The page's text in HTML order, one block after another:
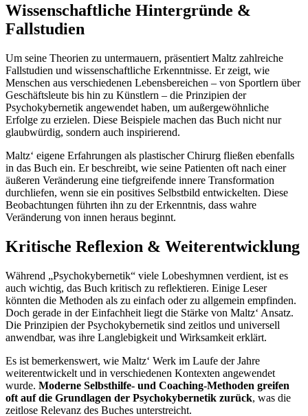
Wissenschaftliche Hintergründe &
Fallstudien
Um seine Theorien zu untermauern, präsentiert Maltz zahlreiche
Fallstudien und wissenschaftliche Erkenntnisse. Er zeigt, wie
Menschen aus verschiedenen Lebensbereichen – von Sportlern über
Geschäftsleute bis hin zu Künstlern – die Prinzipien der
Psychokybernetik angewendet haben, um außergewöhnliche
Erfolge zu erzielen. Diese Beispiele machen das Buch nicht nur
glaubwürdig, sondern auch inspirierend.
Maltz‘ eigene Erfahrungen als plastischer Chirurg fließen ebenfalls
in das Buch ein. Er beschreibt, wie seine Patienten oft nach einer
äußeren Veränderung eine tiefgreifende innere Transformation
durchliefen, wenn sie ein positives Selbstbild entwickelten. Diese
Beobachtungen führten ihn zu der Erkenntnis, dass wahre
Veränderung von innen heraus beginnt.
Kritische Reflexion & Weiterentwicklung
Während „Psychokybernetik“ viele Lobeshymnen verdient, ist es
auch wichtig, das Buch kritisch zu reflektieren. Einige Leser
könnten die Methoden als zu einfach oder zu allgemein empfinden.
Doch gerade in der Einfachheit liegt die Stärke von Maltz‘ Ansatz.
Die Prinzipien der Psychokybernetik sind zeitlos und universell
anwendbar, was ihre Langlebigkeit und Wirksamkeit erklärt.
Es ist bemerkenswert, wie Maltz‘ Werk im Laufe der Jahre
weiterentwickelt und in verschiedenen Kontexten angewendet
wurde. Moderne Selbsthilfe- und Coaching-Methoden greifen
oft auf die Grundlagen der Psychokybernetik zurück, was die
zeitlose Relevanz des Buches unterstreicht.